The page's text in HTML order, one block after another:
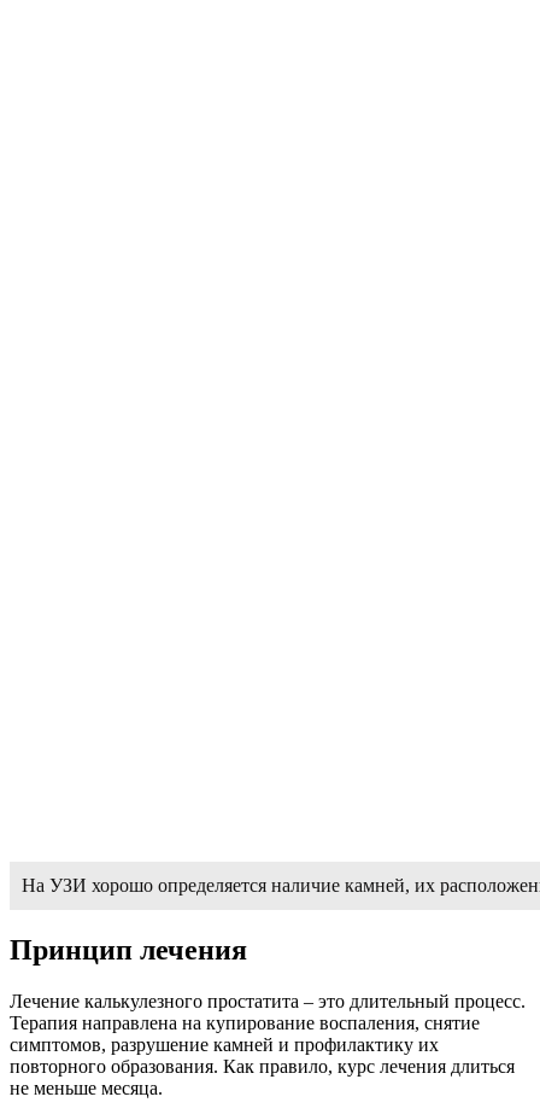
На УЗИ хорошо определяется наличие камней, их
Принцип лечения
Лечение калькулезного простатита – это длительный процесс.
Терапия направлена на купирование воспаления, снятие
симптомов, разрушение камней и профилактику их
повторного образования. Как правило, курс лечения длиться
не меньше месяца.